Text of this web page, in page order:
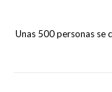
Unas 500 personas se